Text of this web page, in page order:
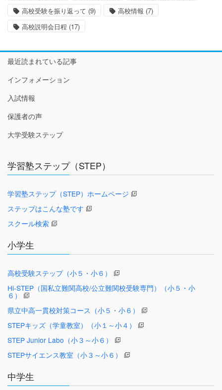
高校受験を振り返って (9) 高校情報 (7)
高校説明会日程 (17)
最近読まれている記事
インフォメーション
入試情報
保護者の声
大学受験ステップ
学習塾ステップ（STEP）
学習塾ステップ（STEP）ホームページ
ステップはこんな塾です
スクール検索
小学生
高校受験ステップ（小５・小６）
Hi-STEP（国私立難関高校/公立難関校受験専門）（小５・小
６）
県立中高一貫校対策コース（小５・小６）
STEPキッズ（学童教室）（小１～小４）
STEP Junior Labo（小３～小６）
STEPサイエンス教室（小３～小６）
中学生